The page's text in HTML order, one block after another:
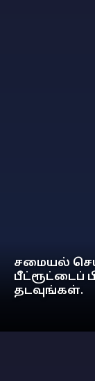
சமையல்
பீட்ரூட்டைப்
தடவுங்கள்.